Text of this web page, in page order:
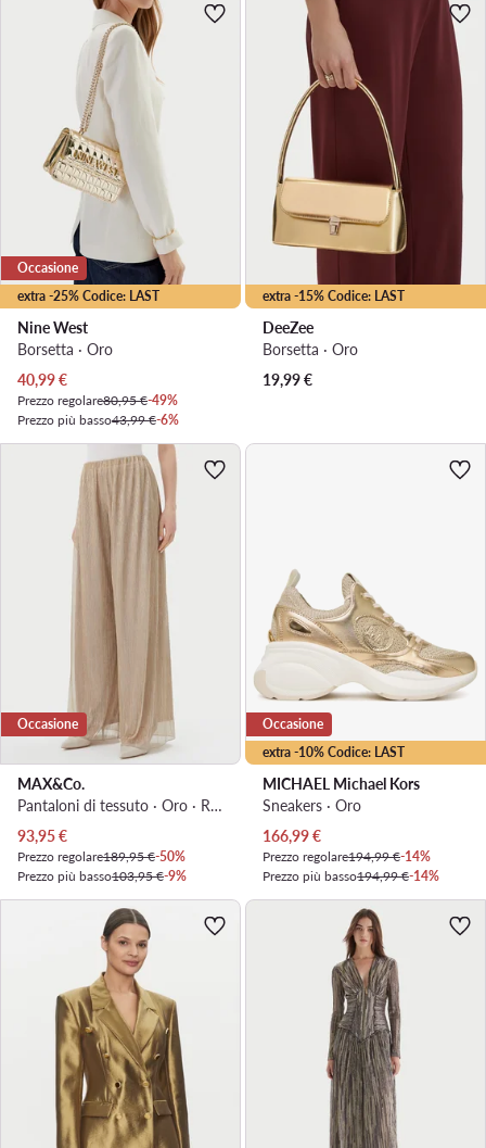
extra -25% Codice: LAST
Occasione
Nine West
Borsetta · Oro
Prezzo attuale
40,99€
Prezzo regolare80,95 €-49%
Prezzo più basso43,99 €-6%
extra -15% Codice: LAST
DeeZee
Borsetta · Oro
19,99€
Occasione
MAX&Co.
Pantaloni di tessuto · Oro · Regular Fit
Prezzo attuale
93,95€
Prezzo regolare189,95 €-50%
Prezzo più basso103,95 €-9%
extra -10% Codice: LAST
Occasione
MICHAEL Michael Kors
Sneakers · Oro
Prezzo attuale
166,99€
Prezzo regolare194,99 €-14%
Prezzo più basso194,99 €-14%